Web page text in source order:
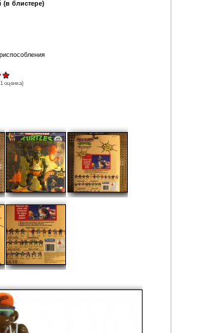
к науке и механике.
без применения силы. Его
честь Донателло, скульптора эпохи
Питера Лэрда.
данной фигурки является выстрел водой.
Playmates Toys
Новый (в блистере)
4/5
приспособления
Средняя:5 (1оценка)